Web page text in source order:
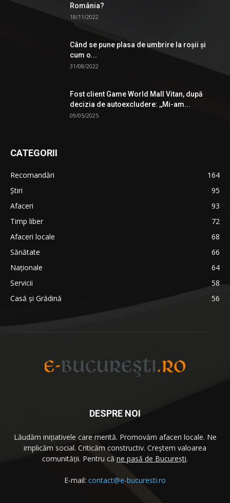
România?
18/11/2022
Când se pune plasa de umbrire la roşii şi
cum o...
31/08/2022
Fost client Game World Mall Vitan, după
decizia de autoexcludere: ,,Mi-am...
09/05/2025
CATEGORII
Recomandări
164
Știri
95
Afaceri
93
Timp liber
72
Afaceri locale
68
Sănătate
66
Naționale
64
Servicii
58
Casă și Grădină
56
DESPRE NOI
Lăudăm iniţiativele care merită. Promovăm afaceri locale. Ne
implicăm social. Criticăm constructiv. Creştem valoarea
comunităţii. Pentru că ne pasă de București.
E-mail: contact@e-bucuresti.ro